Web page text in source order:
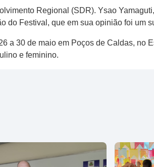
Regional (SDR). Ysao
do Festival, que em sua opinião foi um
a 30 de maio em Poços de Caldas, no
e feminino.